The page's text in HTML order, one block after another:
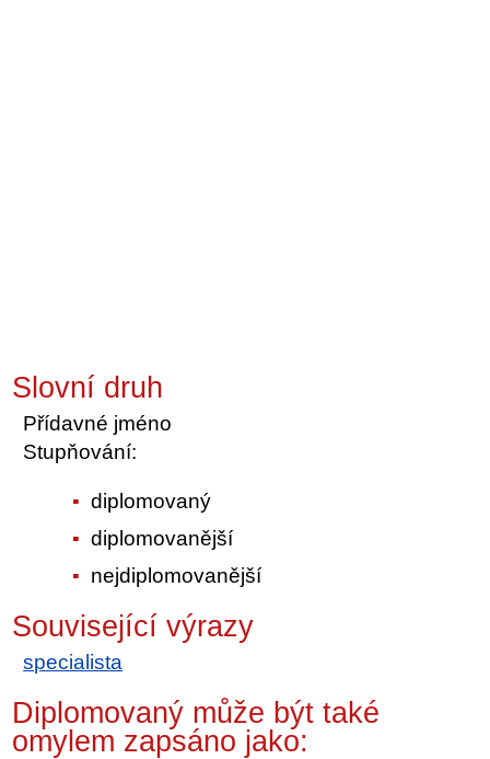
Slovní druh
Přídavné jméno
Stupňování:
diplomovaný
diplomovanější
nejdiplomovanější
Související výrazy
specialista
Diplomovaný může být také
omylem zapsáno jako: